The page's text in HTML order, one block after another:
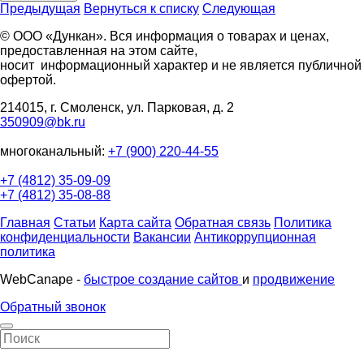
Предыдущая Вернуться к списку Следующая
© ООО «Дункан». Вся информация о товарах и ценах,
предоставленная на этом сайте,
носит информационный характер и не является публичной
офертой.
214015, г. Смоленск, ул. Парковая, д. 2
350909@bk.ru
многоканальный: +7 (900) 220-44-55
+7 (4812) 35-09-09
+7 (4812) 35-08-88
Главная Статьи Карта сайта Обратная связь Политика
конфиденциальности Вакансии Антикоррупционная
политика
WebCanape - быстрое создание сайтов и продвижение
Обратный звонок